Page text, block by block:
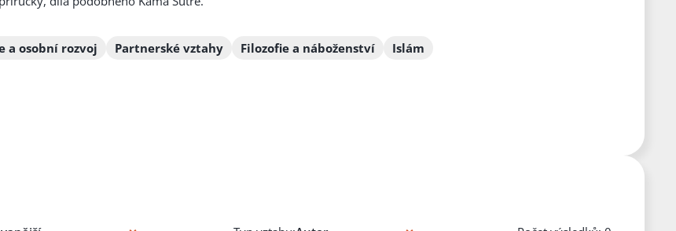
a osobní rozvoj Partnerské vztahy Filozofie a náboženství Islám